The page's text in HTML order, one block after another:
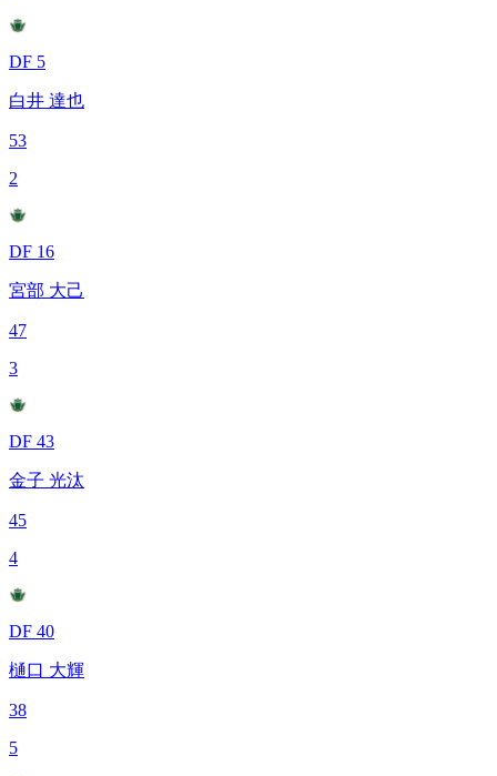
DF 5
白井 達也
53
2
DF 16
宮部 大己
47
3
DF 43
金子 光汰
45
4
DF 40
樋口 大輝
38
5